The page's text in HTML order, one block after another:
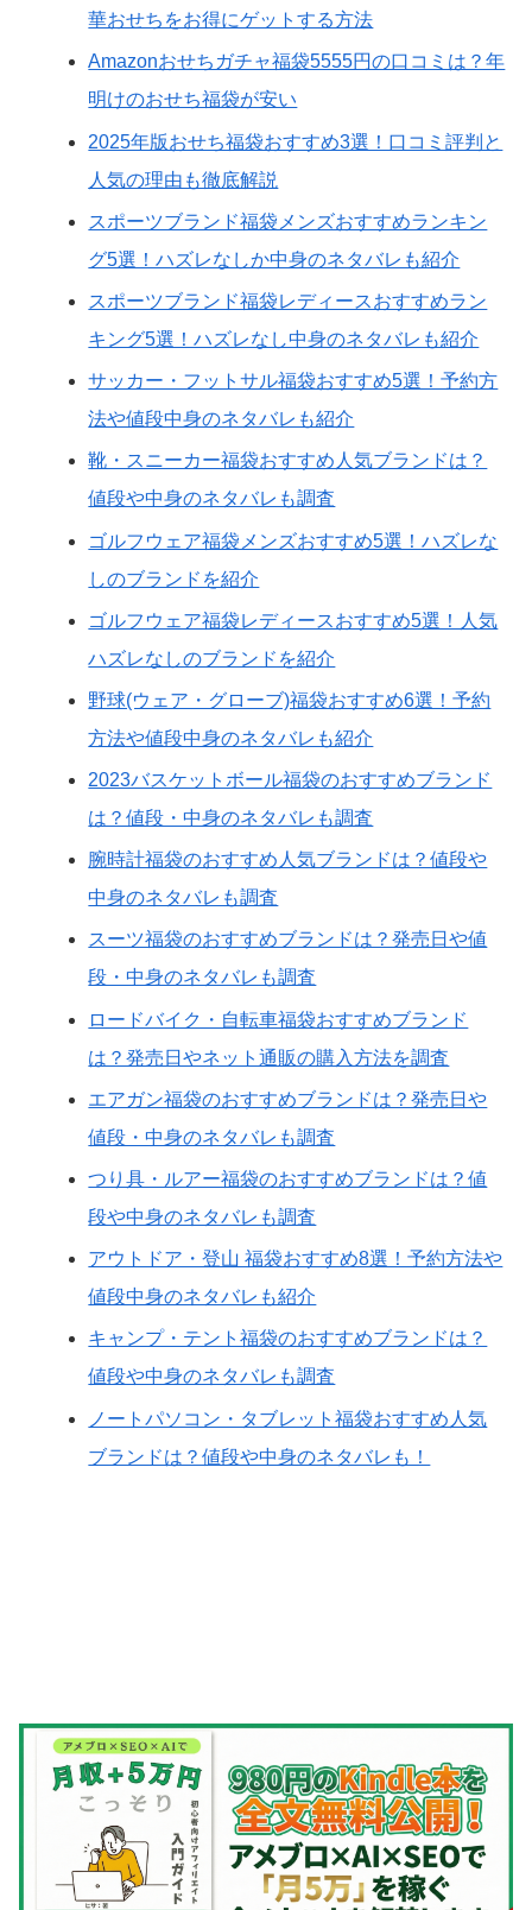
華おせちをお得にゲットする方法
Amazonおせちガチャ福袋5555円の口コミは？年
明けのおせち福袋が安い
2025年版おせち福袋おすすめ3選！口コミ評判と
人気の理由も徹底解説
スポーツブランド福袋メンズおすすめランキン
グ5選！ハズレなしか中身のネタバレも紹介
スポーツブランド福袋レディースおすすめラン
キング5選！ハズレなし中身のネタバレも紹介
サッカー・フットサル福袋おすすめ5選！予約方
法や値段中身のネタバレも紹介
靴・スニーカー福袋おすすめ人気ブランドは？
値段や中身のネタバレも調査
ゴルフウェア福袋メンズおすすめ5選！ハズレな
しのブランドを紹介
ゴルフウェア福袋レディースおすすめ5選！人気
ハズレなしのブランドを紹介
野球(ウェア・グローブ)福袋おすすめ6選！予約
方法や値段中身のネタバレも紹介
2023バスケットボール福袋のおすすめブランド
は？値段・中身のネタバレも調査
腕時計福袋のおすすめ人気ブランドは？値段や
中身のネタバレも調査
スーツ福袋のおすすめブランドは？発売日や値
段・中身のネタバレも調査
ロードバイク・自転車福袋おすすめブランド
は？発売日やネット通販の購入方法を調査
エアガン福袋のおすすめブランドは？発売日や
値段・中身のネタバレも調査
つり具・ルアー福袋のおすすめブランドは？値
段や中身のネタバレも調査
アウトドア・登山 福袋おすすめ8選！予約方法や
値段中身のネタバレも紹介
キャンプ・テント福袋のおすすめブランドは？
値段や中身のネタバレも調査
ノートパソコン・タブレット福袋おすすめ人気
ブランドは？値段や中身のネタバレも！